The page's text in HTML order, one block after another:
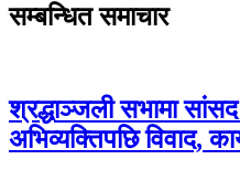
सम्बन्धित समाचार
श्रद्धाञ्जली सभामा
अभिव्यक्तिपछि विवाद,